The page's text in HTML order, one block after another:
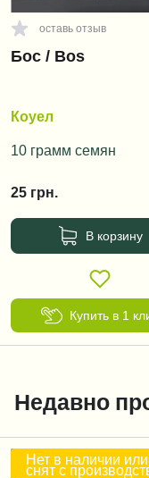
оставь отзыв
Бос / Bos
Коуел
10 грамм семян
25 грн.
В корзину
Купить в 1
Недавно
Нет в наличии или
снят с